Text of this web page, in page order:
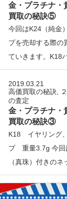
金・プラチナ・
買取の秘訣⑤
今回はK24（純金
プを売却する際の
ていきます。K18
2019.03.21
高価買取の秘訣,
の査定
金・プラチナ・
買取の秘訣③
K18 イヤリング
プ 重量3.7g 今回
（真珠）付きの